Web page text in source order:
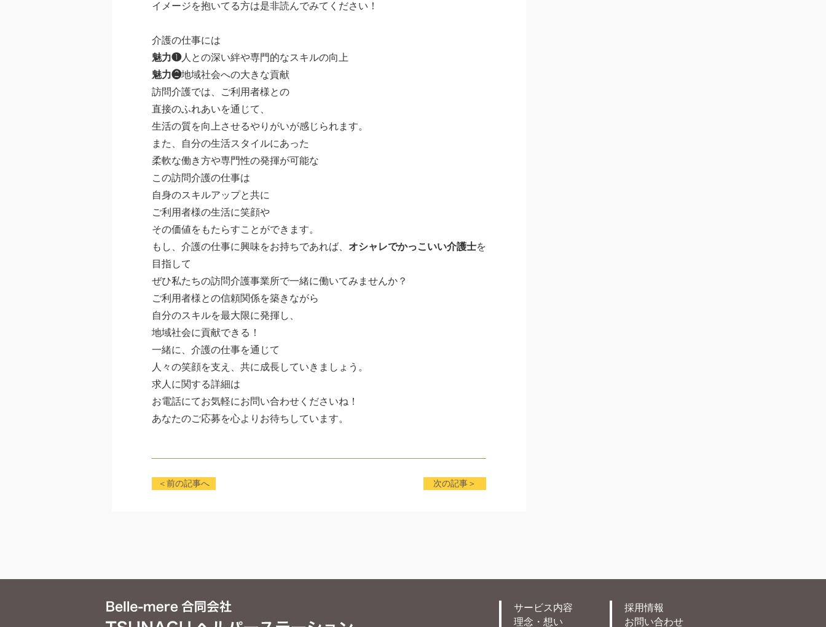
イメージを抱いてる方は是非読んでみてください！
介護の仕事には
魅力❶人との深い絆や専門的なスキルの向上
魅力❷地域社会への大きな貢献
訪問介護では、ご利用者様との
直接のふれあいを通じて、
生活の質を向上させるやりがいが感じられます。
また、自分の生活スタイルにあった
柔軟な働き方や専門性の発揮が可能な
この訪問介護の仕事は
自身のスキルアップと共に
ご利用者様の生活に笑顔や
その価値をもたらすことができます。
もし、介護の仕事に興味をお持ちであれば、 オシャレでかっこいい介護士を
目指して
ぜひ私たちの訪問介護事業所で一緒に働いてみませんか？
ご利用者様との信頼関係を築きながら
自分のスキルを最大限に発揮し、
地域社会に貢献できる！
一緒に、介護の仕事を通じて
人々の笑顔を支え、共に成長していきましょう。
求人に関する詳細は
お電話にてお気軽にお問い合わせくださいね！
あなたのご応募を心よりお待ちしています。
＜前の記事へ 次の記事＞
サービス内容
理念・想い
採用情報
お問い合わせ